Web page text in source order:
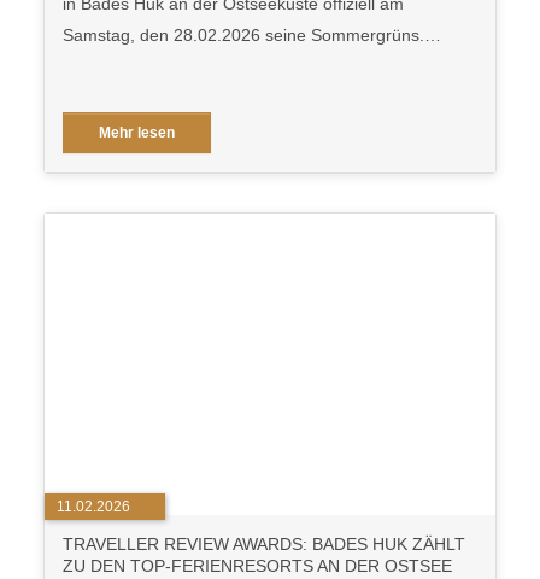
Samstag, den 28.02.2026 seine Sommergrüns.…
Mehr lesen
11.02.2026
TRAVELLER REVIEW AWARDS: BADES HUK ZÄHLT
ZU DEN TOP-FERIENRESORTS AN DER OSTSEE